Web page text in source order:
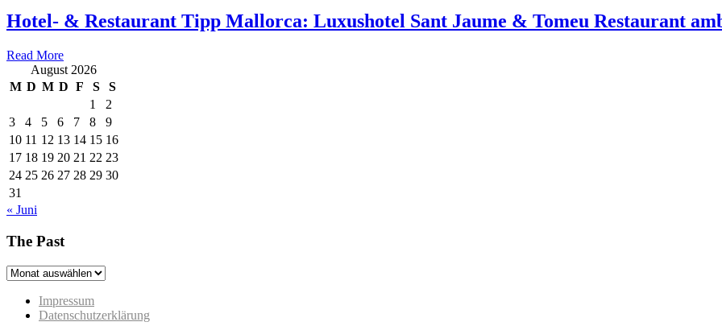
Hotel- & Restaurant Tipp Mallorca: Luxushotel Sant Jaume & Tomeu Restaurant
Read More
August 2026
M D M D F S
S
1
2
3
4 5 6 7 8
9
10 11 12 13 14 15 16
17 18 19 20 21 22 23
24 25 26 27 28 29 30
31
« Juni
The Past
The
Impressum
Datenschutzerklärung